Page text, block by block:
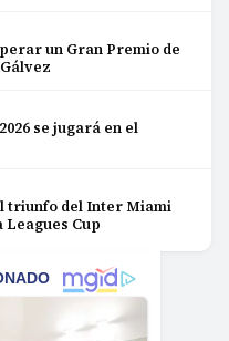
un Gran Premio de
se jugará en el
triunfo del Inter Miami
Leagues Cup